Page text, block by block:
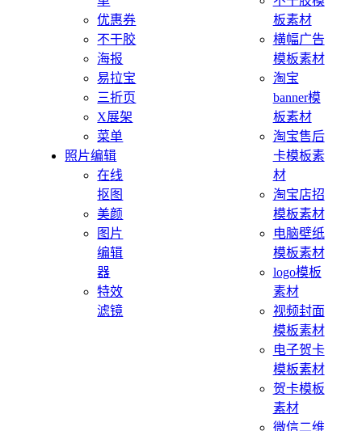
优惠券
不干胶
海报
易拉宝
三折页
X展架
菜单
照片编辑
在线
抠图
美颜
图片
编辑
器
特效
滤镜
板素材
横幅广告
模板素材
淘宝
banner模
板素材
淘宝售后
卡模板素
材
淘宝店招
模板素材
电脑壁纸
模板素材
logo模板
素材
视频封面
模板素材
电子贺卡
模板素材
贺卡模板
素材
微信二维